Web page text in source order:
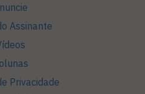
Assinante
Privacidade